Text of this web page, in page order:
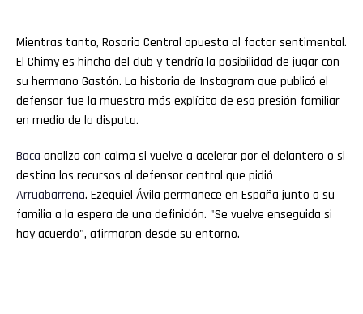
Mientras tanto, Rosario Central apuesta al factor sentimental.
El Chimy es hincha del club y tendría la posibilidad de jugar con
su hermano Gastón. La historia de Instagram que publicó el
defensor fue la muestra más explícita de esa presión familiar
en medio de la disputa.
Boca analiza con calma si vuelve a acelerar por el delantero o si
destina los recursos al defensor central que pidió
Arruabarrena. Ezequiel Ávila permanece en España junto a su
familia a la espera de una definición. "Se vuelve enseguida si
hay acuerdo", afirmaron desde su entorno.